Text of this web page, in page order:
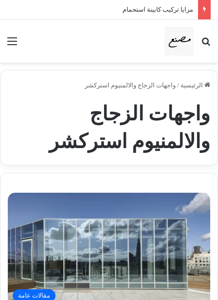
مزايا تركيب كابينة استحمام
بحث عن
الرئيسية / واجهات الزجاج والالمنيوم استركشر
واجهات الزجاج
والالمنيوم استركشر
مقالات عامة